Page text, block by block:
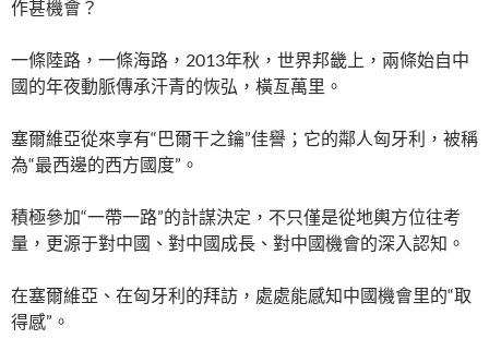
作甚機會？
一條陸路，一條海路，2013年秋，世界邦畿上，兩條始自中
國的年夜動脈傳承汗青的恢弘，橫亙萬里。
塞爾維亞從來享有“巴爾干之鑰”佳譽；它的鄰人匈牙利，被稱
為“最西邊的西方國度”。
積極參加“一帶一路”的計謀決定，不只僅是從地輿方位往考
量，更源于對中國、對中國成長、對中國機會的深入認知。
在塞爾維亞、在匈牙利的拜訪，處處能感知中國機會里的“取
得感”。